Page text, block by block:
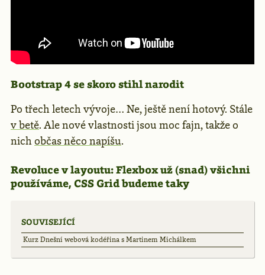
Bootstrap 4 se skoro stihl narodit
Po třech letech vývoje… Ne, ještě není hotový. Stále
v betě. Ale nové vlastnosti jsou moc fajn, takže o
nichobčas něco napíšu.
Revoluce v layoutu: Flexbox už (snad) všichni
používáme, CSS Grid budeme taky
SOUVISEJÍCÍ
Kurz Dnešní webová kodéřina s Martinem Michálkem